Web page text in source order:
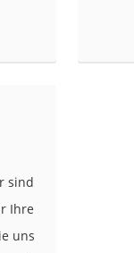
sind
Ihre
uns